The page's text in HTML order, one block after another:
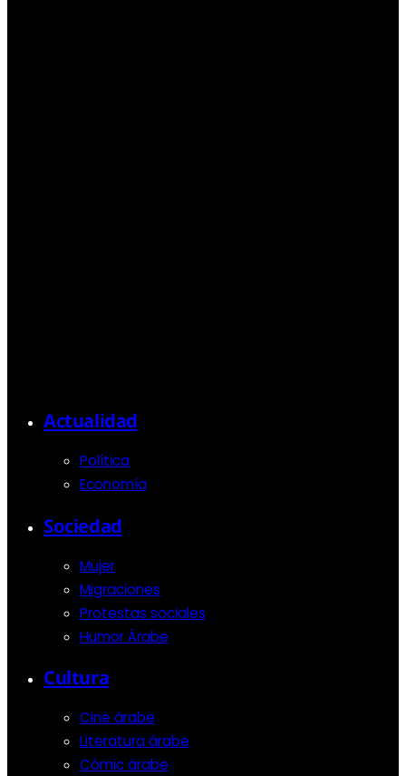
Actualidad
Política
Economía
Sociedad
Mujer
Migraciones
Protestas sociales
Humor Árabe
Cultura
Cine árabe
Literatura árabe
Cómic árabe